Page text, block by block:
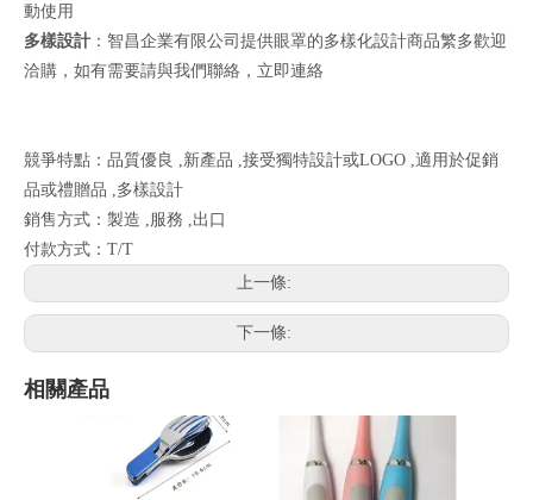
動使用
多樣設計 ：智昌企業有限公司提供眼罩的多樣化設計商品繁多歡迎
洽購，如有需要請與我們聯絡， 立即連絡
競爭特點：品質優良 ,新產品 ,接受獨特設計或LOGO ,適用於促銷
品或禮贈品 ,多樣設計
銷售方式：製造 ,服務 ,出口
付款方式：T/T
上一條:
下一條:
相關產品